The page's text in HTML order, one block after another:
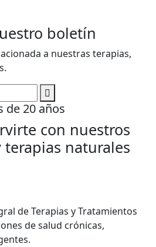
boletín
a nuestras terapias,
de 20 años
con nuestros
naturales
de Terapias y Tratamientos
de salud crónicas,